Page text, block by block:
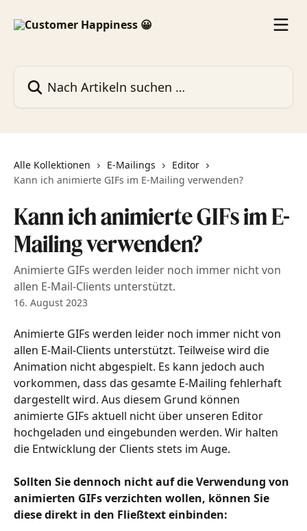
Alle Kollektionen E-Mailings
Editor
Kann ich animierte GIFs im E-Mailing verwenden?
Kann ich animierte GIFs im E-
Mailing verwenden?
Animierte GIFs werden leider noch immer nicht von
allen E-Mail-Clients unterstützt.
16. August 2023
Animierte GIFs werden leider noch immer nicht von
allen E-Mail-Clients unterstützt. Teilweise wird die
Animation nicht abgespielt. Es kann jedoch auch
vorkommen, dass das gesamte E-Mailing fehlerhaft
dargestellt wird. Aus diesem Grund können
animierte GIFs aktuell nicht über unseren Editor
hochgeladen und eingebunden werden. Wir halten
die Entwicklung der Clients stets im Auge.
Sollten Sie dennoch nicht auf die Verwendung von
animierten GIFs verzichten wollen, können Sie
diese direkt in den Fließtext einbinden: